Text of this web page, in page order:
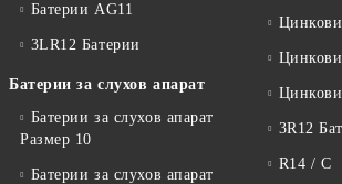
Батерии AG11
3LR12 Батерии
Батерии за слухов апарат
Батерии за слухов апарат
Размер 10
Батерии за слухов апарат
3R12
R14 / C